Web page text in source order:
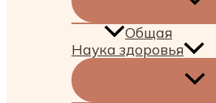
Общая
Наука здоровья